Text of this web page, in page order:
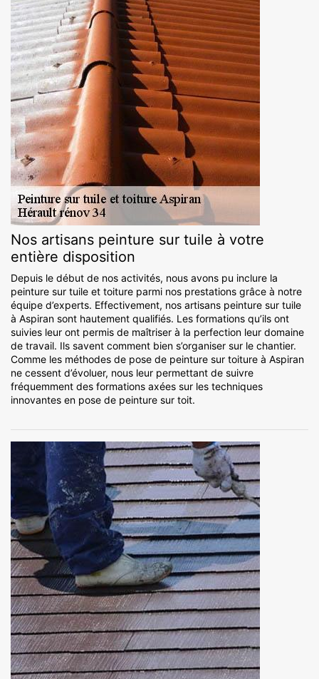
Nos artisans peinture sur tuile à votre
entière disposition
Depuis le début de nos activités, nous avons pu inclure la
peinture sur tuile et toiture parmi nos prestations grâce à notre
équipe d’experts. Effectivement, nos artisans peinture sur tuile
à Aspiran sont hautement qualifiés. Les formations qu’ils ont
suivies leur ont permis de maîtriser à la perfection leur domaine
de travail. Ils savent comment bien s’organiser sur le chantier.
Comme les méthodes de pose de peinture sur toiture à Aspiran
ne cessent d’évoluer, nous leur permettant de suivre
fréquemment des formations axées sur les techniques
innovantes en pose de peinture sur toit.